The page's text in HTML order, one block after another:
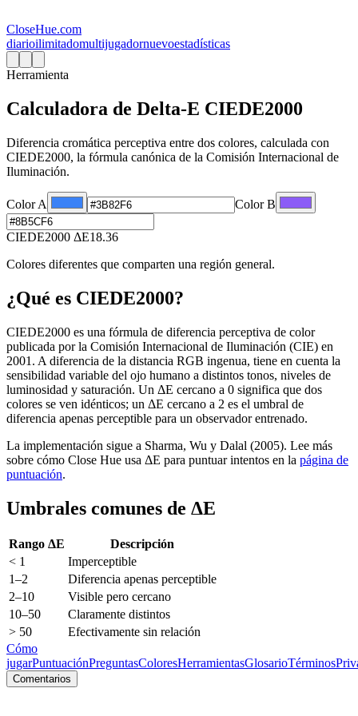
CloseHue.com
diarioilimitadomultijugadornuevoestadísticas
Herramienta
Calculadora de Delta-E CIEDE2000
Diferencia cromática perceptiva entre dos colores, calculada con
CIEDE2000, la fórmula canónica de la Comisión Internacional de
Iluminación.
Color A Color B
CIEDE2000 ΔE18.36
Colores diferentes que comparten una región general.
¿Qué es CIEDE2000?
CIEDE2000 es una fórmula de diferencia perceptiva de color
publicada por la Comisión Internacional de Iluminación (CIE) en
2001. A diferencia de la distancia RGB ingenua, tiene en cuenta la
sensibilidad variable del ojo humano a distintos tonos, niveles de
luminosidad y saturación. Un ΔE cercano a 0 significa que dos
colores se ven idénticos; un ΔE cercano a 2 es el umbral de
diferencia apenas perceptible para un observador entrenado.
La implementación sigue a Sharma, Wu y Dalal (2005). Lee más
sobre cómo Close Hue usa ΔE para puntuar intentos en la página de
puntuación.
Umbrales comunes de ΔE
Rango ΔE
Descripción
< 1
Imperceptible
1–2
Diferencia apenas perceptible
2–10
Visible pero cercano
10–50
Claramente distintos
> 50
Efectivamente sin relación
Cómo
jugarPuntuaciónPreguntasColoresHerramientasGlosarioTérminos
Comentarios